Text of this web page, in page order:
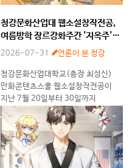
청강문화산업대 웹소설창작전공,
여름방학 장르강화주간 '지옥주'
성료
2026-07-31 언론이 본 청강
청강문화산업대학교(총장 최성신)
만화콘텐츠스쿨 웹소설창작전공이
지난 7월 20일부터 30일까지
여름방학 장르강화주간 '지옥주'를
운영하고 성공적으로 마무리했다.
정규 학기 수업만으로는 깊이 다루기
어려운 집필·독서·출판 실무를 방학
기간에 압축해